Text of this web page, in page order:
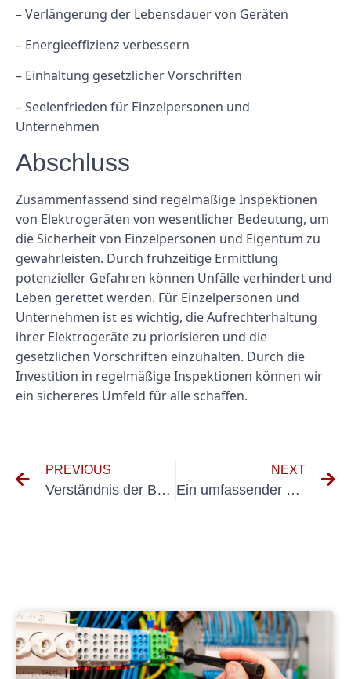
– Verlängerung der Lebensdauer von Geräten
– Energieeffizienz verbessern
– Einhaltung gesetzlicher Vorschriften
– Seelenfrieden für Einzelpersonen und
Unternehmen
Abschluss
Zusammenfassend sind regelmäßige Inspektionen
von Elektrogeräten von wesentlicher Bedeutung, um
die Sicherheit von Einzelpersonen und Eigentum zu
gewährleisten. Durch frühzeitige Ermittlung
potenzieller Gefahren können Unfälle verhindert und
Leben gerettet werden. Für Einzelpersonen und
Unternehmen ist es wichtig, die Aufrechterhaltung
ihrer Elektrogeräte zu priorisieren und die
gesetzlichen Vorschriften einzuhalten. Durch die
Investition in regelmäßige Inspektionen können wir
ein sichereres Umfeld für alle schaffen.
PREVIOUS
Verständnis der Bedeutung von Elektroprüfung DGUV V3 für die Sicherheit am Arbeitsplatz
NEXT
Ein umfassender Leitfaden für DGUV A3 MÜFUNG: Was Sie wissen müssen